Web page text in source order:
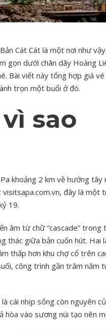
Cát Cát là một nơi như vậy.
gọn dưới chân dãy Hoàng
Bài viết này tổng hợp giá
trọn một buổi ở đó.
sao
khoảng 2 km về hướng tây
visitsapa.com.vn, đây là một
19.
âm từ chữ “cascade” trong
thác giữa bản cuốn hút. Hai
thấp hơn khu chợ cổ trên
công trình gần trăm năm
cái nhịp sống còn nguyên
hòa vào sương núi tạo nên